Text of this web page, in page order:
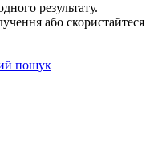
результату.
або скористайтеся
пошук